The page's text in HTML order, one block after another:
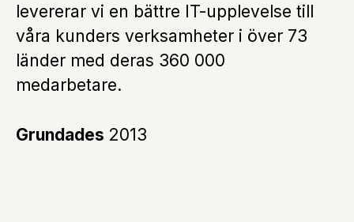
levererar vi en bättre IT-upplevelse till
våra kunders verksamheter i över 73
länder med deras 360 000
medarbetare.
Grundades 2013